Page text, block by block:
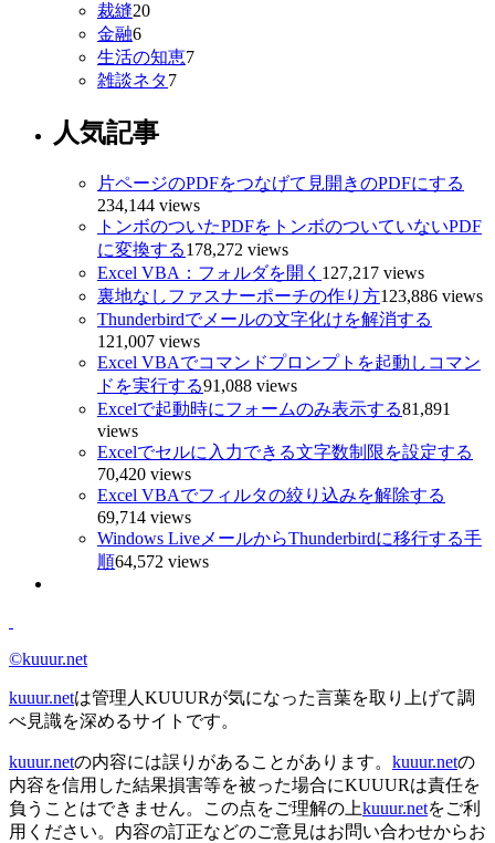
裁縫20
金融6
生活の知恵7
雑談ネタ7
人気記事
片ページのPDFをつなげて見開きのPDFにする
234,144 views
トンボのついたPDFをトンボのついていないPDF
に変換する178,272 views
Excel VBA：フォルダを開く 127,217 views
裏地なしファスナーポーチの作り方123,886 views
Thunderbirdでメールの文字化けを解消する
121,007 views
Excel VBAでコマンドプロンプトを起動しコマン
ドを実行する91,088 views
Excelで起動時にフォームのみ表示する81,891
views
Excelでセルに入力できる文字数制限を設定する
70,420 views
Excel VBAでフィルタの絞り込みを解除する
69,714 views
Windows LiveメールからThunderbirdに移行する手
順64,572 views
©kuuur.net
kuuur.netは管理人KUUURが気になった言葉を取り上げて調
べ見識を深めるサイトです。
kuuur.netの内容には誤りがあることがあります。 kuuur.netの
内容を信用した結果損害等を被った場合にKUUURは責任を
負うことはできません。この点をご理解の上kuuur.netをご利
用ください。内容の訂正などのご意見はお問い合わせからお